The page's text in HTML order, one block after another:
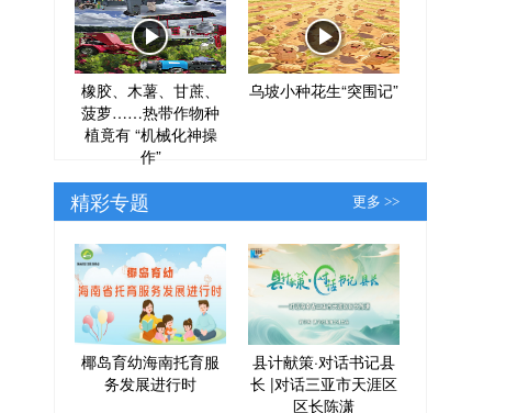
橡胶、木薯、甘蔗、
菠萝……热带作物种
植竟有 “机械化神操
作”
乌坡小种花生“突围记”
精彩专题 更多 >>
椰岛育幼海南托育服
务发展进行时
县计献策·对话书记县
长 |对话三亚市天涯区
区长陈潇